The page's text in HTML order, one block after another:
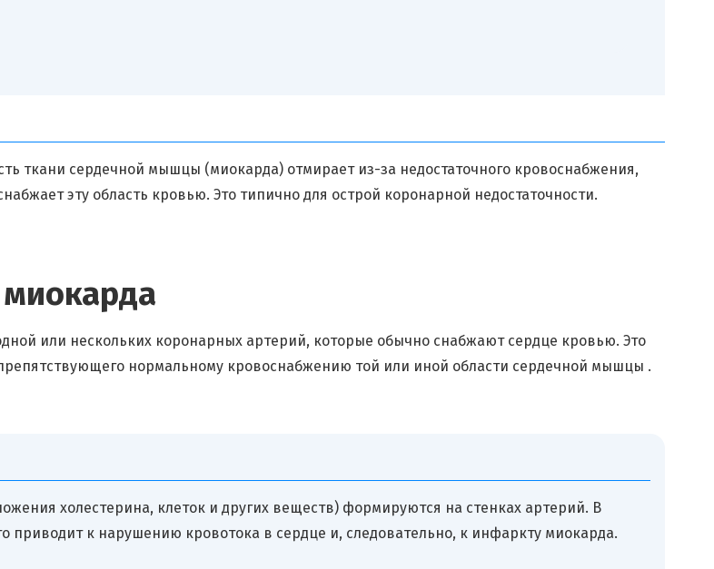
ткани сердечной мышцы (миокарда) отмирает из-за недостаточного кровоснабжения,
эту область кровью. Это типично для острой коронарной недостаточности.
или нескольких коронарных артерий, которые обычно снабжают сердце кровью. Это
нормальному кровоснабжению той или иной области сердечной мышцы .
холестерина, клеток и других веществ) формируются на стенках артерий. В
приводит к нарушению кровотока в сердце и, следовательно, к инфаркту миокарда.